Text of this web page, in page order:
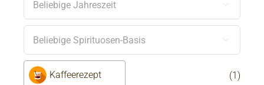


Kaffeerezept (1)